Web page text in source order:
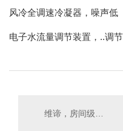
风冷全调速冷凝器，噪声低
电子水流量调节装置，..调